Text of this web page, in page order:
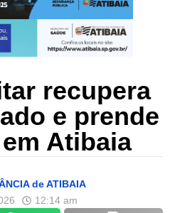
recupera
e prende
Atibaia
de ATIBAIA
12:14 am